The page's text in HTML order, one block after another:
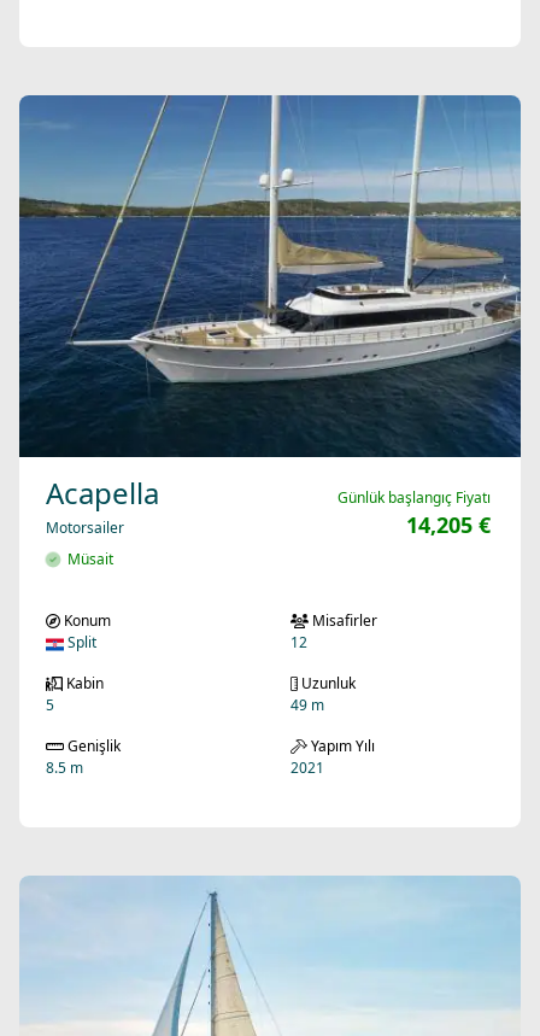
Acapella
Motorsailer
Müsait
Günlük başlangıç Fiyatı
14,205 €
Konum
Split
Misafirler
12
Kabin
5
Uzunluk
49 m
Genişlik
8.5 m
Yapım Yılı
2021